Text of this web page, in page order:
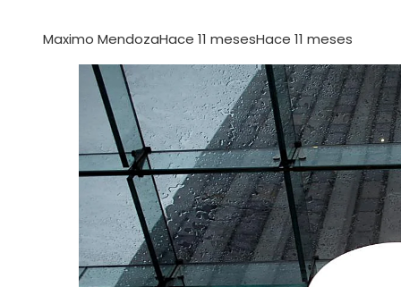
Maximo MendozaHace 11 mesesHace 11 meses